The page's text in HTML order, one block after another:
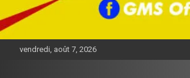
e
n
vendredi, août 7, 2026